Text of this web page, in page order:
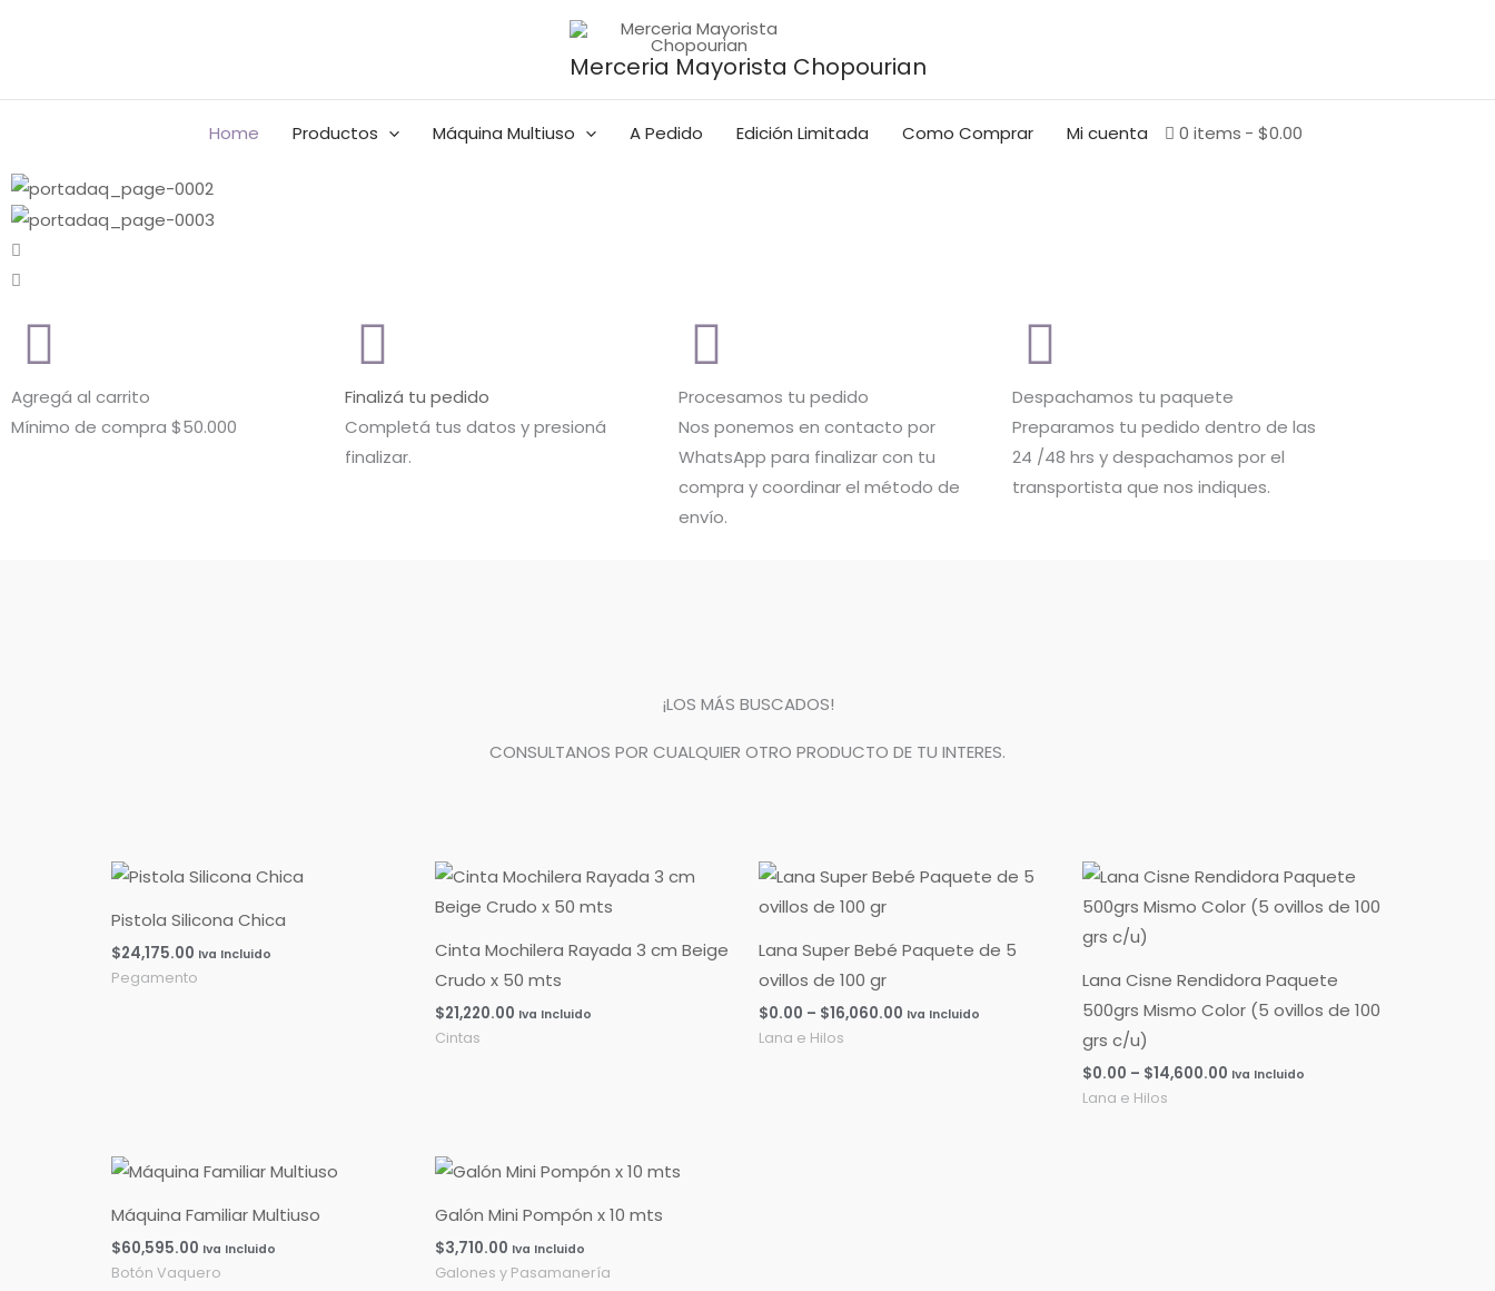
Merceria Mayorista Chopourian
Home Productos Máquina Multiuso A Pedido Edición Limitada Como Comprar Mi cuenta 0 items $0.00
Agregá al carrito
Mínimo de compra $50.000
Finalizá tu pedido
Completá tus datos y presioná
finalizar.
Procesamos tu pedido
Nos ponemos en contacto por
WhatsApp para finalizar con tu
compra y coordinar el método de
envío.
Despachamos tu paquete
Preparamos tu pedido dentro de las
24 /48 hrs y despachamos por el
transportista que nos indiques.
¡LOS MÁS BUSCADOS!
CONSULTANOS POR CUALQUIER OTRO PRODUCTO DE TU INTERES.
Pistola Silicona Chica
$24,175.00 Iva Incluido
Pegamento
Cinta Mochilera Rayada 3 cm Beige
Crudo x 50 mts
$21,220.00 Iva Incluido
Cintas
Lana Super Bebé Paquete de 5
ovillos de 100 gr
$0.00 – $16,060.00
Rango
de
$0.00
hasta
Iva Incluido
Lana e Hilos
Lana Cisne Rendidora Paquete
500grs Mismo Color (5 ovillos de 100
grs c/u)
$0.00 – $14,600.00
Rango
de
precios:
$14,600.00
Iva Incluido
Lana e Hilos
Máquina Familiar Multiuso
$60,595.00 Iva Incluido
Botón Vaquero
Galón Mini Pompón x 10 mts
$3,710.00 Iva Incluido
Galones y Pasamanería